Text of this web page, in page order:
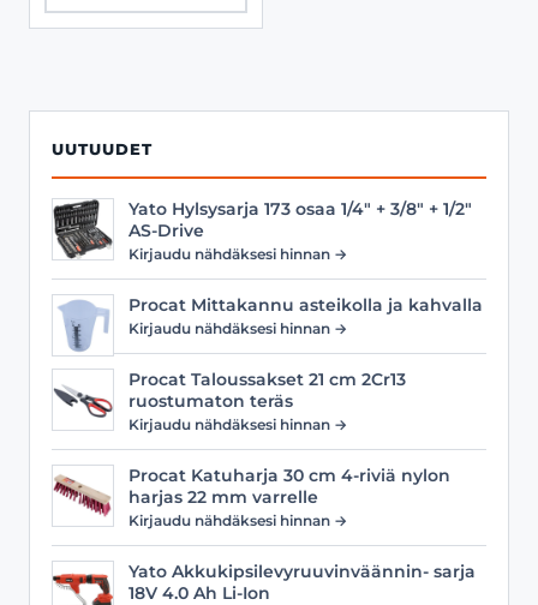
UUTUUDET
Yato Hylsysarja 173 osaa 1/4" + 3/8" + 1/2"
AS-Drive
Kirjaudu nähdäksesi hinnan →
Procat Mittakannu asteikolla ja kahvalla
Kirjaudu nähdäksesi hinnan →
Procat Taloussakset 21 cm 2Cr13
ruostumaton teräs
Kirjaudu nähdäksesi hinnan →
Procat Katuharja 30 cm 4-riviä nylon
harjas 22 mm varrelle
Kirjaudu nähdäksesi hinnan →
Yato Akkukipsilevyruuvinväännin- sarja
18V 4.0 Ah Li-Ion